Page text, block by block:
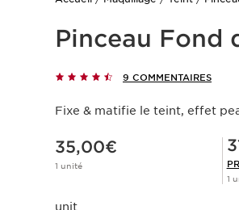
Pinceau Fond
9 COMMENTAIRES
Fixe & matifie le teint, effet
Nouveau prix 35,00€
35,00€
1 unité
1
unit